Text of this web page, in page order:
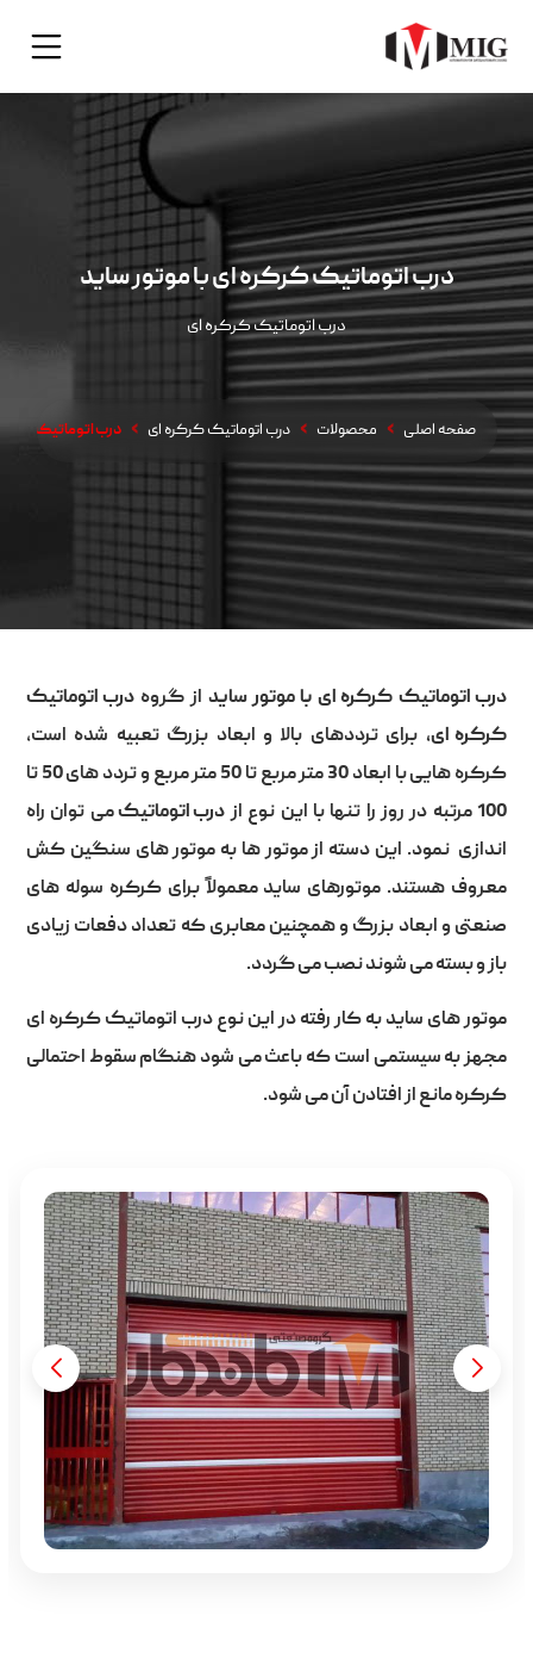
درب اتوماتیک کرکره ای با موتور ساید
درب اتوماتیک کرکره ای
صفحه اصلی محصولات درب اتوماتیک کرکره ای درب اتوماتیک
درب اتوماتیک کرکره ای با موتور ساید از گروه درب اتوماتیک
کرکره ای، برای ترددهای بالا و ابعاد بزرگ تعبیه شده است،
کرکره هایی با ابعاد 30 متر مربع تا 50 متر مربع و تردد های 50 تا
100 مرتبه در روز را تنها با این نوع از
درب اتوماتیکمی توان راه
اندازی نمود. این دسته از موتور ها به موتور های سنگین کش
معروف هستند. موتورهای ساید معمولاً برای کرکره سوله های
صنعتی و ابعاد بزرگ و همچنین معابری که تعداد دفعات زیادی
باز و بسته می شوند نصب می گردد.
موتور های ساید به کار رفته در این نوع درب اتوماتیک کرکره ای
مجهز به سیستمی است که باعث می شود هنگام سقوط احتمالی
کرکره مانع از افتادن آن می شود.